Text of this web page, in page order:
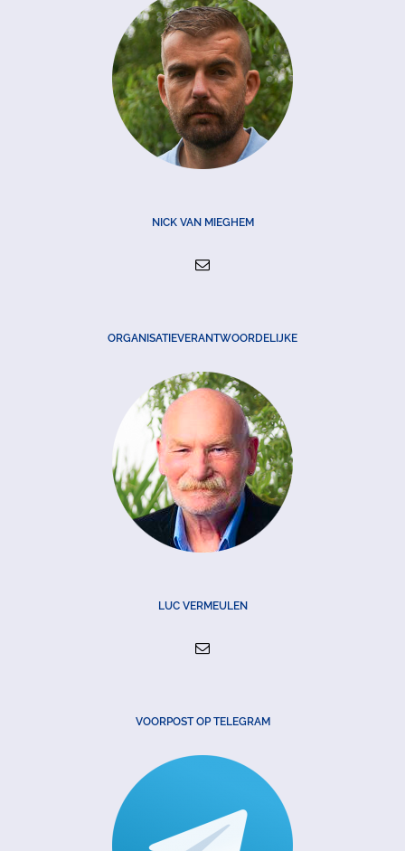
NICK VAN MIEGHEM
ORGANISATIEVERANTWOORDELIJKE
LUC VERMEULEN
VOORPOST OP TELEGRAM